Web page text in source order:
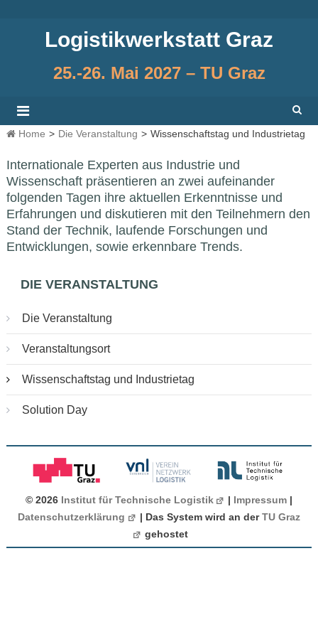
Logistikwerkstatt Graz
25.-26. Mai 2027 – TU Graz
Home > Die Veranstaltung > Wissenschaftstag und Industrietag
Internationale Experten aus Industrie und
Wissenschaft präsentieren an zwei aufeinander
folgenden Tagen ihre aktuellen Erkenntnisse und
Erfahrungen und diskutieren mit den Teilnehmern den
Stand der Technik, laufende Forschungen und
Entwicklungen, sowie erkennbare Trends.
DIE VERANSTALTUNG
Die Veranstaltung
Veranstaltungsort
Wissenschaftstag und Industrietag
Solution Day
© 2026 Institut für Technische Logistik Impressum
Datenschutzerklärung
| Das System wird an der TU Graz
gehostet